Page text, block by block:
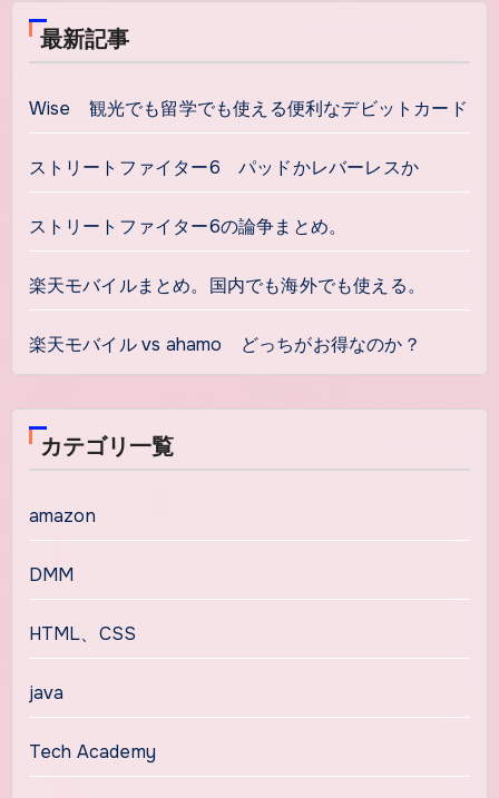
最新記事
Wise 観光でも留学でも使える便利なデビットカード
ストリートファイター6 パッドかレバーレスか
ストリートファイター6の論争まとめ。
楽天モバイルまとめ。国内でも海外でも使える。
楽天モバイル vs ahamo どっちがお得なのか？
カテゴリ一覧
amazon
DMM
HTML、CSS
java
Tech Academy